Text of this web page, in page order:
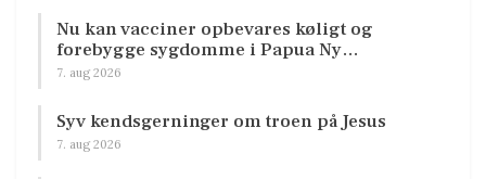
Nu kan vacciner opbevares køligt og
forebygge sygdomme i Papua Ny…
7. aug 2026
Syv kendsgerninger om troen på Jesus
7. aug 2026